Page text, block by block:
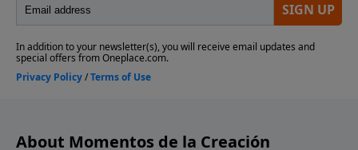
About Momentos de la Creación